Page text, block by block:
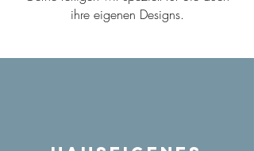
ihre eigenen Designs.